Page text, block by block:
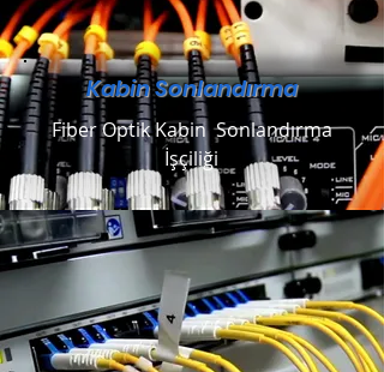
Kabin Sonlandırma
Fiber Optik Kabin Sonlandırma
İşçiliği